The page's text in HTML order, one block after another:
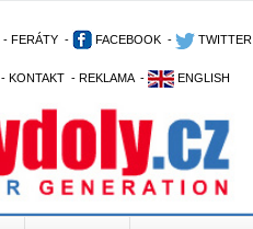
- FERÁTY - FACEBOOK - TWITTER
- KONTAKT - REKLAMA - ENGLISH